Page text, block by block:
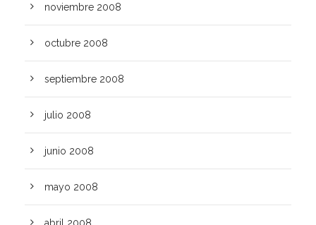
noviembre 2008
octubre 2008
septiembre 2008
julio 2008
junio 2008
mayo 2008